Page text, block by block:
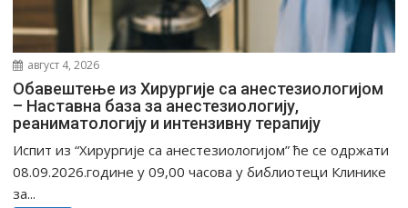
август 4, 2026
Обавештење из Хирургије са анестезиологијом
– Наставна база за анестезиологију,
реаниматологију и интензивну терапију
Испит из “Хирургије са анестезиологијом” ће се одржати
08.09.2026.године у 09,00 часова у библиотеци Клинике
за...